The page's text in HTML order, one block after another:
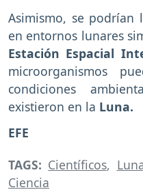
Asimismo, se podrían
en entornos lunares
Estación Espacial
microorganismos
condiciones
existieron en la Luna.
EFE
TAGS: Científicos,
Ciencia